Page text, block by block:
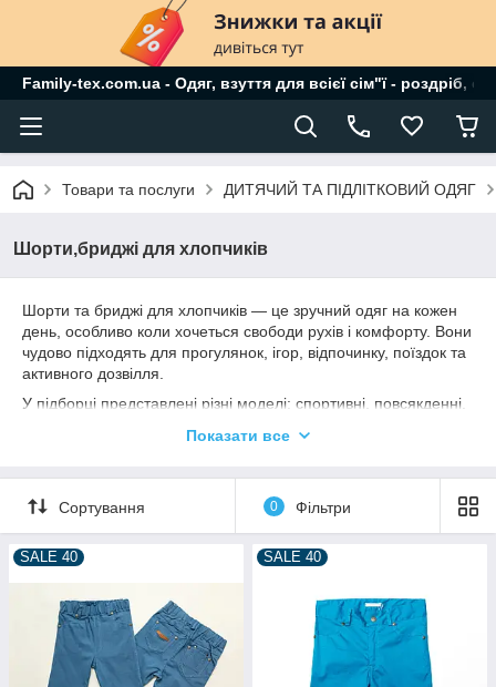
Family-tex.com.ua - Одяг, взуття для всієї сім"ї - роздріб,
Товари та послуги ДИТЯЧИЙ ТА ПІДЛІТКОВИЙ ОДЯГ
Шорти,бриджі для хлопчиків
Шорти та бриджі для хлопчиків — це зручний одяг на кожен
день, особливо коли хочеться свободи рухів і комфорту. Вони
чудово підходять для прогулянок, ігор, відпочинку, поїздок та
активного дозвілля.
У підборці представлені різні моделі: спортивні, повсякденні,
практичні фасони роблять їх чудовим вибором для теплого
Показати все
Сортування 0 Фільтри
SALE 40 SALE 40